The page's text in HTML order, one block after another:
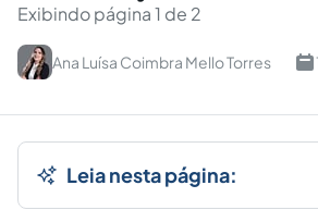
Exibindo página 1 de 2
Ana Luísa Coimbra Mello Torres
Leia nesta página: